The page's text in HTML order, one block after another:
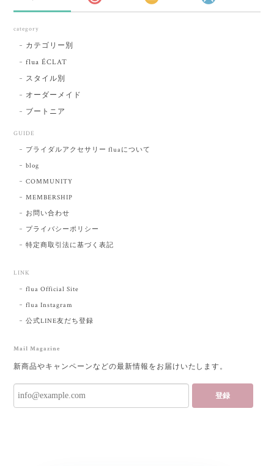
category
カテゴリー別
flua ÉCLAT
スタイル別
オーダーメイド
ブートニア
GUIDE
ブライダルアクセサリー fluaについて
blog
COMMUNITY
MEMBERSHIP
お問い合わせ
プライバシーポリシー
特定商取引法に基づく表記
LINK
flua Official Site
flua Instagram
公式LINE友だち登録
Mail Magazine
新商品やキャンペーンなどの最新情報をお届けいたします。
登録